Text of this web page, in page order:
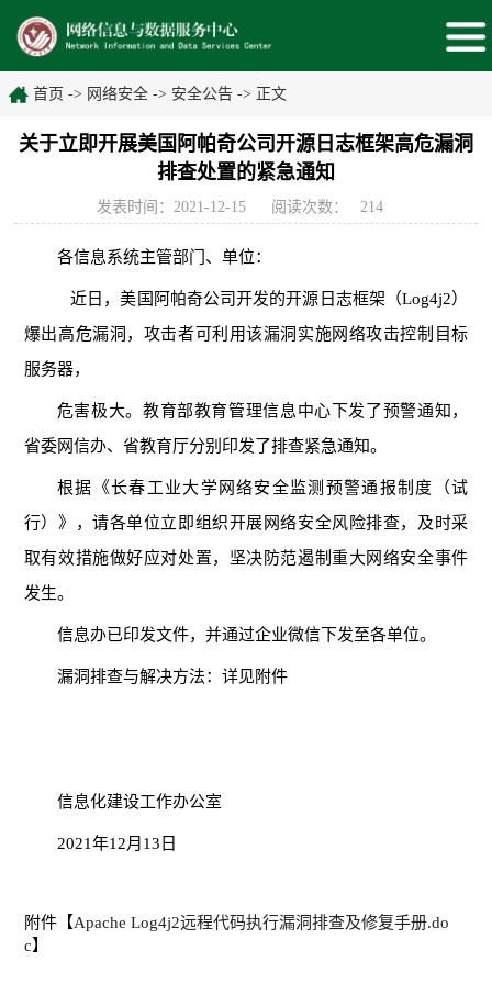
首页 -> 网络安全 -> 安全公告 -> 正文
关于立即开展美国阿帕奇公司开源日志框架高危漏洞
排查处置的紧急通知
发表时间：2021-12-15 阅读次数： 214
各信息系统主管部门、单位：
近日，美国阿帕奇公司开发的开源日志框架（Log4j2）
爆出高危漏洞，攻击者可利用该漏洞实施网络攻击控制目标
服务器，
危害极大。教育部教育管理信息中心下发了预警通知，
省委网信办、省教育厅分别印发了排查紧急通知。
根据《长春工业大学网络安全监测预警通报制度（试
行）》，请各单位立即组织开展网络安全风险排查，及时采
取有效措施做好应对处置，坚决防范遏制重大网络安全事件
发生。
信息办已印发文件，并通过企业微信下发至各单位。
漏洞排查与解决方法：详见附件
信息化建设工作办公室
2021年12月 13 日
附件【Apache Log4j2远程代码执行漏洞排查及修复手册.do
c】